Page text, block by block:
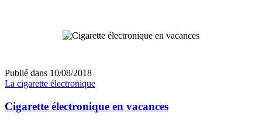
Publié dans 10/08/2018
La cigarette électronique
Cigarette électronique en vacances